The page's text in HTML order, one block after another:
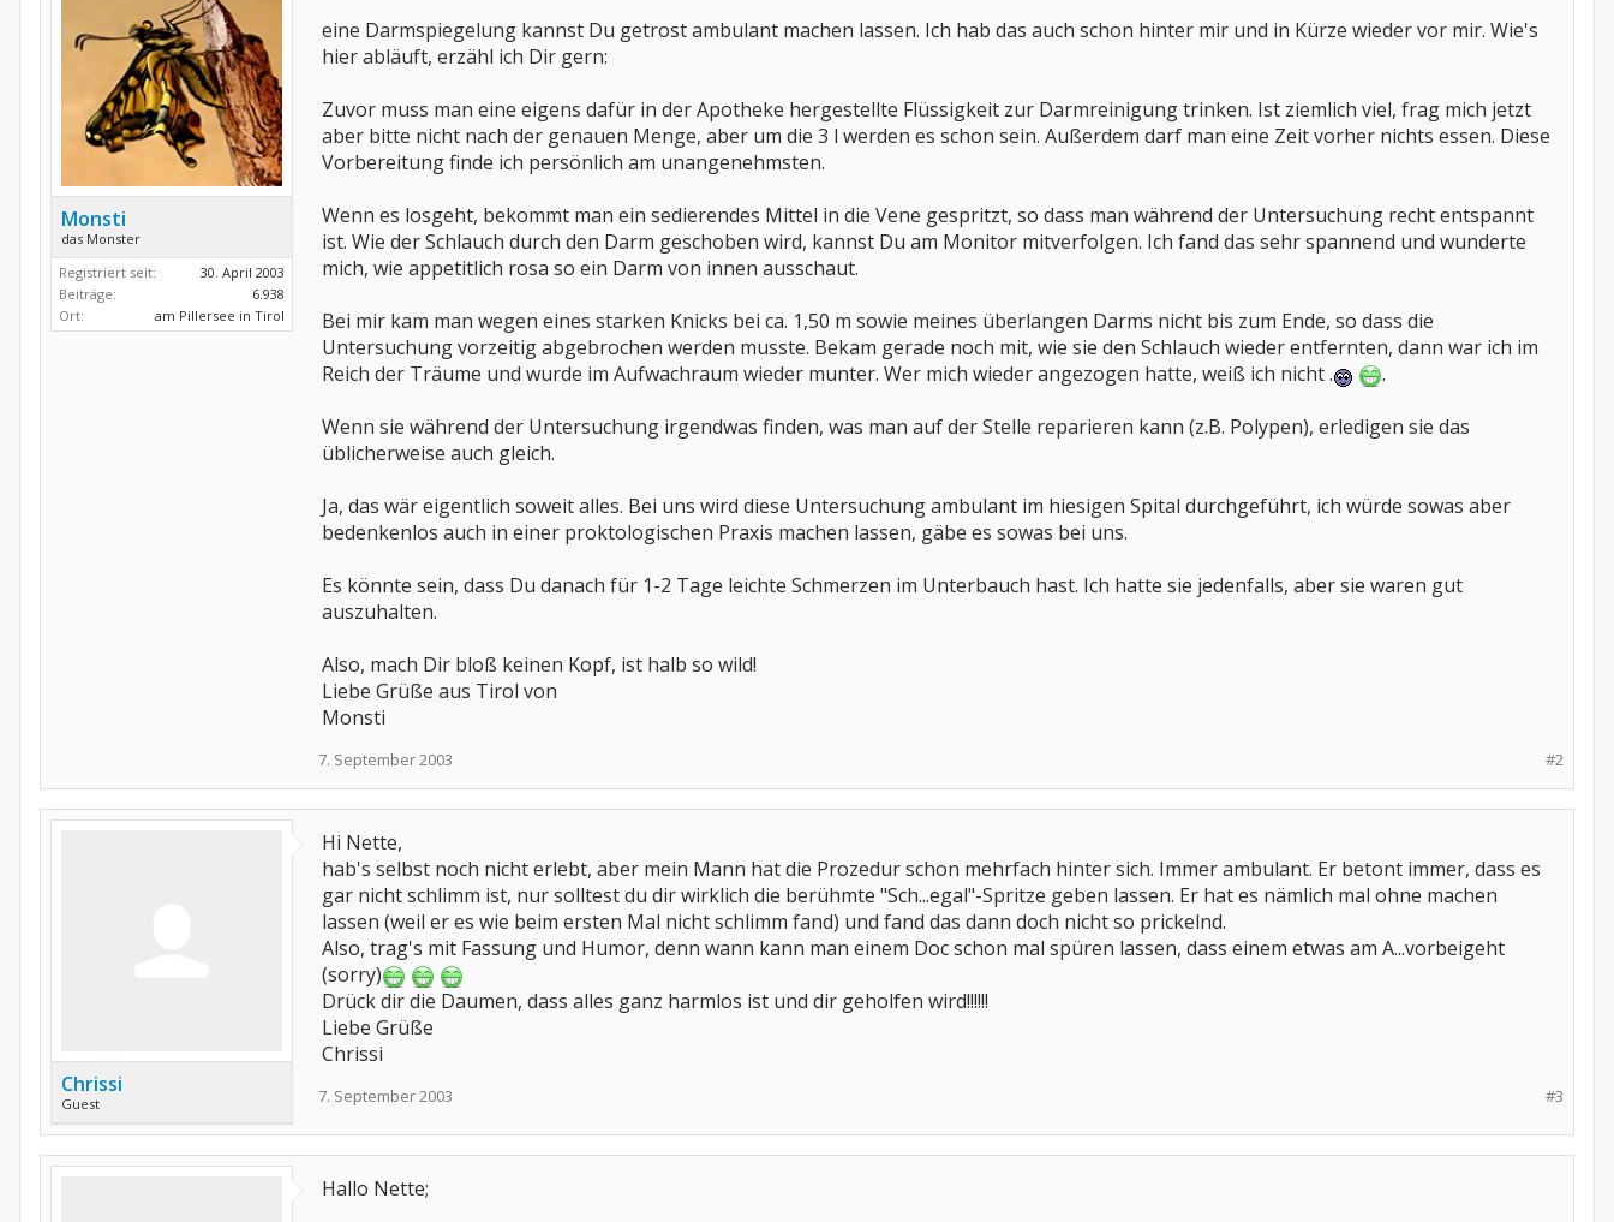
Monsti
das Monster
Registriert seit:
30. April 2003
Beiträge:
6.938
Ort:
am Pillersee in Tirol
eine Darmspiegelung kannst Du getrost ambulant machen lassen. Ich hab das auch schon hinter mir und in Kürze wieder vor mir. Wie's
hier abläuft, erzähl ich Dir gern:
Zuvor muss man eine eigens dafür in der Apotheke hergestellte Flüssigkeit zur Darmreinigung trinken. Ist ziemlich viel, frag mich jetzt
aber bitte nicht nach der genauen Menge, aber um die 3 l werden es schon sein. Außerdem darf man eine Zeit vorher nichts essen. Diese
Vorbereitung finde ich persönlich am unangenehmsten.
Wenn es losgeht, bekommt man ein sedierendes Mittel in die Vene gespritzt, so dass man während der Untersuchung recht entspannt
ist. Wie der Schlauch durch den Darm geschoben wird, kannst Du am Monitor mitverfolgen. Ich fand das sehr spannend und wunderte
mich, wie appetitlich rosa so ein Darm von innen ausschaut.
Bei mir kam man wegen eines starken Knicks bei ca. 1,50 m sowie meines überlangen Darms nicht bis zum Ende, so dass die
Untersuchung vorzeitig abgebrochen werden musste. Bekam gerade noch mit, wie sie den Schlauch wieder entfernten, dann war ich im
Reich der Träume und wurde im Aufwachraum wieder munter. Wer mich wieder angezogen hatte, weiß ich nicht .
.
Wenn sie während der Untersuchung irgendwas finden, was man auf der Stelle reparieren kann (z.B. Polypen), erledigen sie das
üblicherweise auch gleich.
Ja, das wär eigentlich soweit alles. Bei uns wird diese Untersuchung ambulant im hiesigen Spital durchgeführt, ich würde sowas aber
bedenkenlos auch in einer proktologischen Praxis machen lassen, gäbe es sowas bei uns.
Es könnte sein, dass Du danach für 1-2 Tage leichte Schmerzen im Unterbauch hast. Ich hatte sie jedenfalls, aber sie waren gut
auszuhalten.
Also, mach Dir bloß keinen Kopf, ist halb so wild!
Liebe Grüße aus Tirol von
Monsti
#2
7. September 2003
Chrissi
Guest
Hi Nette,
hab's selbst noch nicht erlebt, aber mein Mann hat die Prozedur schon mehrfach hinter sich. Immer ambulant. Er betont immer, dass es
gar nicht schlimm ist, nur solltest du dir wirklich die berühmte "Sch...egal"-Spritze geben lassen. Er hat es nämlich mal ohne machen
lassen (weil er es wie beim ersten Mal nicht schlimm fand) und fand das dann doch nicht so prickelnd.
Also, trag's mit Fassung und Humor, denn wann kann man einem Doc schon mal spüren lassen, dass einem etwas am A...vorbeigeht
(sorry)
Drück dir die Daumen, dass alles ganz harmlos ist und dir geholfen wird!!!!!!
Liebe Grüße
Chrissi
#3
7. September 2003
Hallo Nette;